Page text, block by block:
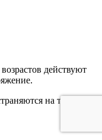
действуют
на товары